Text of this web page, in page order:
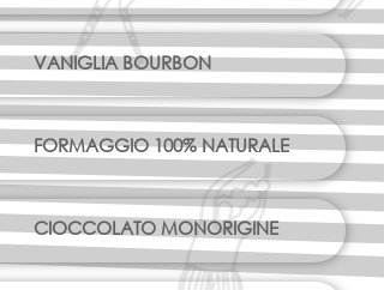
VANIGLIA BOURBON
FORMAGGIO 100% NATURALE
CIOCCOLATO MONORIGINE